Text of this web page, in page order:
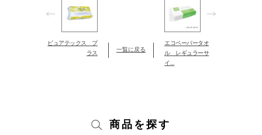
ピュアテックス プ
ラス
一覧に戻る
エコペーパータオ
ル レギュラーサ
イ...
商品を探す